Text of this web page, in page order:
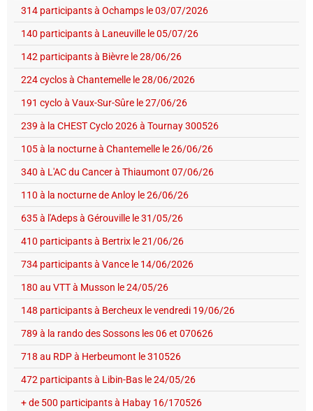
314 participants à Ochamps le 03/07/2026
140 participants à Laneuville le 05/07/26
142 participants à Bièvre le 28/06/26
224 cyclos à Chantemelle le 28/06/2026
191 cyclo à Vaux-Sur-Sûre le 27/06/26
239 à la CHEST Cyclo 2026 à Tournay 300526
105 à la nocturne à Chantemelle le 26/06/26
340 à L'AC du Cancer à Thiaumont 07/06/26
110 à la nocturne de Anloy le 26/06/26
635 à l'Adeps à Gérouville le 31/05/26
410 participants à Bertrix le 21/06/26
734 participants à Vance le 14/06/2026
180 au VTT à Musson le 24/05/26
148 participants à Bercheux le vendredi 19/06/26
789 à la rando des Sossons les 06 et 070626
718 au RDP à Herbeumont le 310526
472 participants à Libin-Bas le 24/05/26
+ de 500 participants à Habay 16/170526